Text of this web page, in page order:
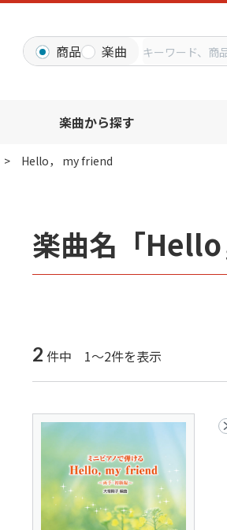
商品 楽曲
楽曲から探す
Hello， my friend
楽曲名「
2 件中 1～2件を表示